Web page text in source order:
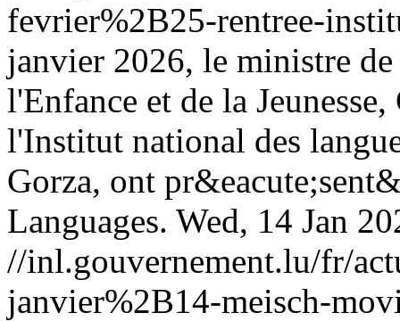
fevrier%2B25-rentree-
janvier 2026, le ministre
l'Enfance et de la
l'Institut national des
Gorza, ont
Languages. Wed, 14 Jan
//inl.gouvernement.lu/fr/
janvier%2B14-meisch-